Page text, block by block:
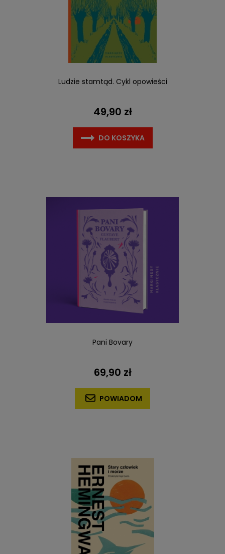
Ludzie stamtąd. Cykl opowieści
49,90 zł
DO KOSZYKA
Pani Bovary
69,90 zł
POWIADOM